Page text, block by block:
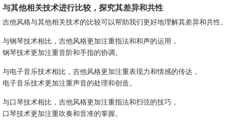
与其他相关技术进行比较，探究其差异和共性
吉他风格与其他相关技术的比较可以帮助我们更好地理解其差异和共性
与钢琴技术相比，吉他风格更加注重指法和和声的运用，
钢琴技术更加注重音阶和手指的协调。
与电子音乐技术相比，吉他风格更加注重表现力和情感的传达，
电子音乐技术更加注重声音的处理和创造。
与口琴技术相比，吉他风格更加注重指法和扫弦的技巧，
口琴技术更加注重吹奏和音准的掌握。